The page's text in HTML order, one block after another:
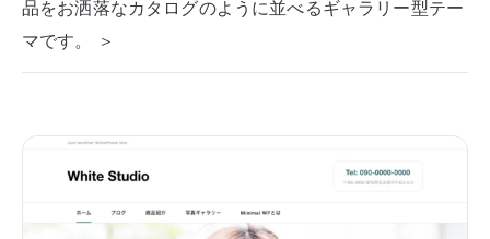
品をお洒落なカタログのように並べるギャラリー型テー
マです。 ＞